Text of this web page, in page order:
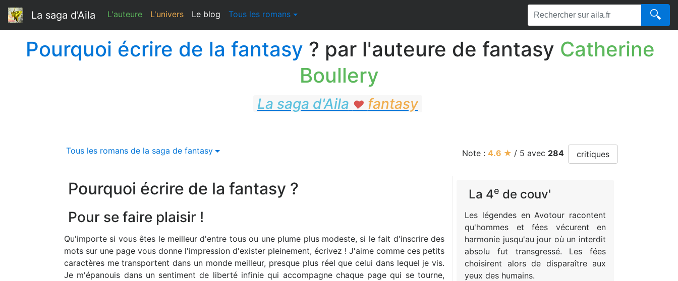
La saga d'Aila L'auteure L'univers Le blog Tous les romans 🔍
Pourquoi écrire de la fantasy ? par l'auteure de fantasy Catherine
Boullery
La saga d'Aila ♥ fantasy
Tous les romans de la saga de fantasy Note : 4.6 ★ / 5 avec 284 critiques
Pourquoi écrire de la fantasy ?
Pour se faire plaisir !
Qu'importe si vous êtes le meilleur d'entre tous ou une plume plus modeste, si le fait d'inscrire des
mots sur une page vous donne l'impression d'exister pleinement, écrivez ! J'aime comme ces petits
caractères me transportent dans un monde meilleur, presque plus réel que celui dans lequel je vis.
Je m'épanouis dans un sentiment de liberté infinie qui accompagne chaque page qui se tourne,
La 4e de couv'
Les légendes en Avotour racontent
qu'hommes et fées vécurent en
harmonie jusqu'au jour où un interdit
absolu fut transgressé. Les fées
choisirent alors de disparaître aux
yeux des humains.